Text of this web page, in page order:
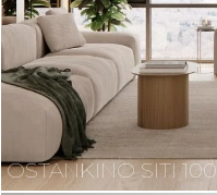
OSTANKINO SITI 100